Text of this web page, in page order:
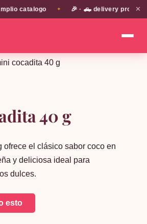
catalogo 🎉 · 🛻 delivery propio en
✕
cocadita 40 g
40 g
ofrece el clásico sabor coco en
y deliciosa ideal para
dulces.
esto